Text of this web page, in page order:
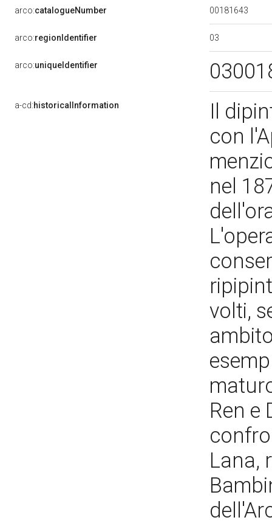
arco:catalogueNumber 00181643
arco:regionIdentifier 03
arco:uniqueIdentifier
a-cd:historicalInformation
Il
con
nel
volti,
Ren e
Lana,